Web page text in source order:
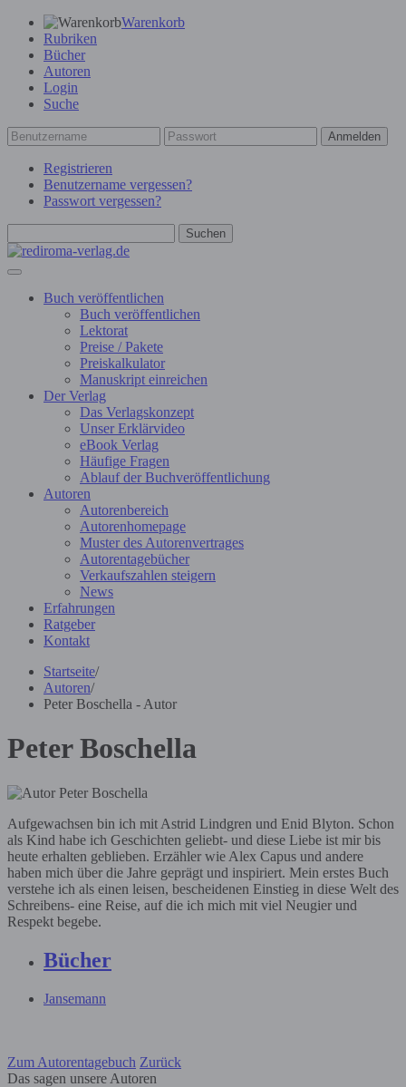
Warenkorb
Rubriken
Bücher
Autoren
Login
Suche
Anmelden
Registrieren
Benutzername vergessen?
Passwort vergessen?
Suchen
Buch veröffentlichen
Buch veröffentlichen
Lektorat
Preise / Pakete
Preiskalkulator
Manuskript einreichen
Der Verlag
Das Verlagskonzept
Unser Erklärvideo
eBook Verlag
Häufige Fragen
Ablauf der Buchveröffentlichung
Autoren
Autorenbereich
Autorenhomepage
Muster des Autorenvertrages
Autorentagebücher
Verkaufszahlen steigern
News
Erfahrungen
Ratgeber
Kontakt
Startseite/
Autoren/
Peter Boschella - Autor
Peter Boschella
Aufgewachsen bin ich mit Astrid Lindgren und Enid Blyton. Schon
als Kind habe ich Geschichten geliebt- und diese Liebe ist mir bis
heute erhalten geblieben. Erzähler wie Alex Capus und andere
haben mich über die Jahre geprägt und inspiriert. Mein erstes Buch
verstehe ich als einen leisen, bescheidenen Einstieg in diese Welt des
Schreibens- eine Reise, auf die ich mich mit viel Neugier und
Respekt begebe.
Bücher
Jansemann
Zum Autorentagebuch Zurück
Das sagen unsere Autoren